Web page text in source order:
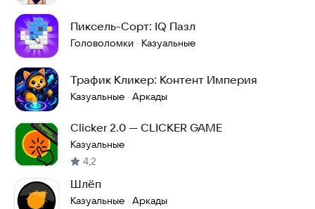
Пиксель-Сорт: IQ Пазл
Головоломки · Казуальные
Трафик Кликер: Контент Империя
Казуальные · Аркады
Clicker 2.0 — CLICKER GAME
Казуальные
4,2
Шлёп
Казуальные · Аркады